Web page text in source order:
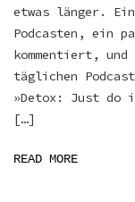
etwas länger. Ein
Podcasten, ein
kommentiert, und
täglichen
»Detox: Just
[…]
READ MORE